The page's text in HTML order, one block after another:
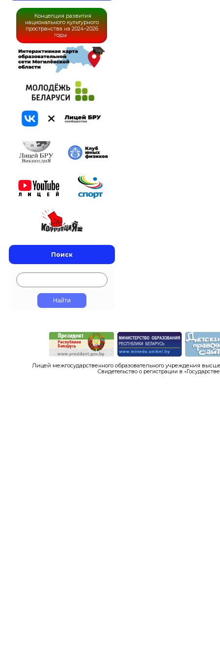
Концепция развития
национального культурного
пространства на 2024–2026
годы
Поиск
Лицей межгосударственного образовательного учреждения
Свидетельство о регистрации в